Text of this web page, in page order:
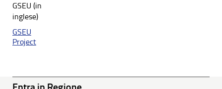
GSEU (in
inglese)
GSEU
Project